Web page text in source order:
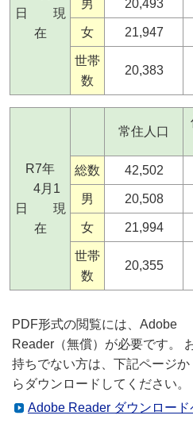
日 現
在
男 20,493
女 21,947
世帯
数
20,383
R7年
4月1
日 現
在
常住人口
総数 42,502
男 20,508
女 21,994
世帯
数
20,355
PDF形式の閲覧には、Adobe
Reader（無償）が必要です。
持ちでない方は、下記ページか
らダウンロードしてください。
Adobe Reader ダウンロード